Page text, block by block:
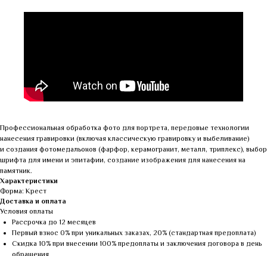
Профессиональная обработка фото для портрета, передовые технологии
нанесения гравировки (включая классическую гравировку и выбеливание)
и создания фотомедальонов (фарфор, керамогранит, металл, триплекс), выбор
шрифта для имени и эпитафии, создание изображения для нанесения на
памятник.
Характеристики
Форма: Крест
Доставка и оплата
Условия оплаты
Рассрочка до 12 месяцев
Первый взнос 0% при уникальных заказах, 20% (стандартная предоплата)
Скидка 10% при внесении 100% предоплаты и заключения договора в день